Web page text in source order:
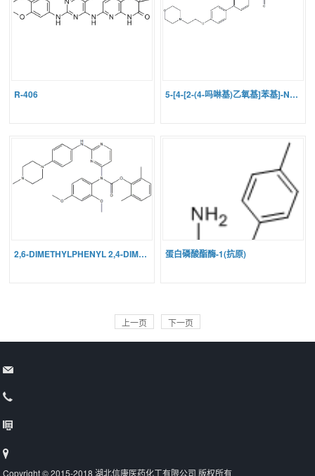
R-406 5-[4-[2-(4-吗啉基)乙氧基]苯基]-N-(苯基甲基)-2-吡啶
2,6-DIMETHYLPHENYL 2,4-DIMETHOXYPHENYL(2-(4-(4-METHYLPIPERAZ 蛋白磷酸酯酶-1(抗原)
上一页 下一页
Copyright © 2015-2018 湖北信康医药化工有限公司 版权所有